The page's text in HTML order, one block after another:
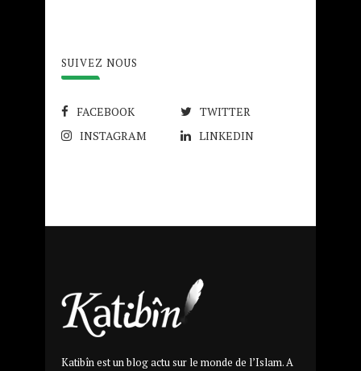
SUIVEZ NOUS
FACEBOOK
TWITTER
INSTAGRAM
LINKEDIN
Katibîn est un blog actu sur le monde de l’Islam. A